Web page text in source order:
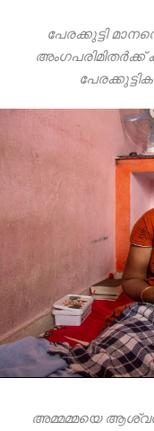
പേരക്കുട്ടി
അമ്മമ്മയെ